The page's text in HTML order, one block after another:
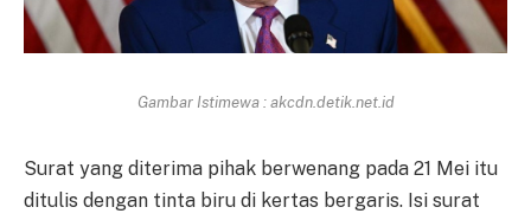
Gambar Istimewa : akcdn.detik.net.id
Surat yang diterima pihak berwenang pada 21 Mei itu
ditulis dengan tinta biru di kertas bergaris. Isi surat